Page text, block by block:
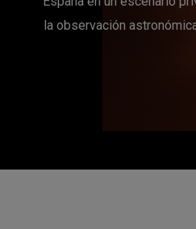
la observación